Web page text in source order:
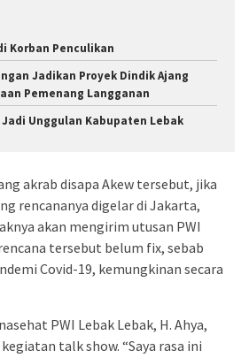
Korban Penculikan
Jadikan Proyek Dindik Ajang
Pemenang Langganan
Unggulan Kabupaten Lebak
akrab disapa Akew tersebut, jika
rencananya digelar di Jakarta,
akan mengirim utusan PWI
tersebut belum fix, sebab
Covid-19, kemungkinan secara
PWI Lebak Lebak, H. Ahya,
talk show. “Saya rasa ini